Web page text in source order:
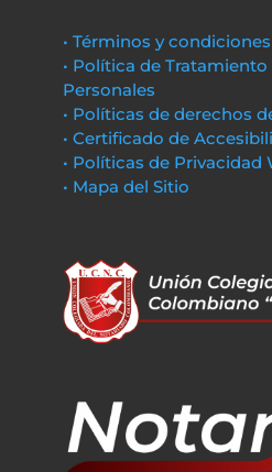
• Términos y condiciones
• Política de
Personales
• Políticas de derechos
• Certificado de
• Políticas de Privacidad
• Mapa del Sitio